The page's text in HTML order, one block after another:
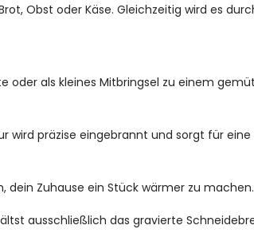
Obst oder Käse. Gleichzeitig wird es
oder als kleines Mitbringsel zu einem
wird präzise eingebrannt und sorgt für
dein Zuhause ein Stück wärmer zu machen.
ausschließlich das gravierte